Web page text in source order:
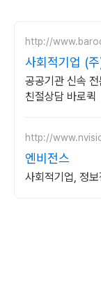
http://
사회적기업 (
제가능
공공기관 신속
친절상담 바로퀵
http://
엔비전스
사회적기업, 정